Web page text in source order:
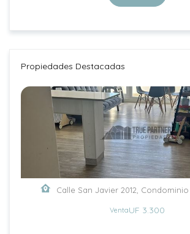
Propiedades Destacadas
Calle San Javier 2012,
VentaUF 3.300